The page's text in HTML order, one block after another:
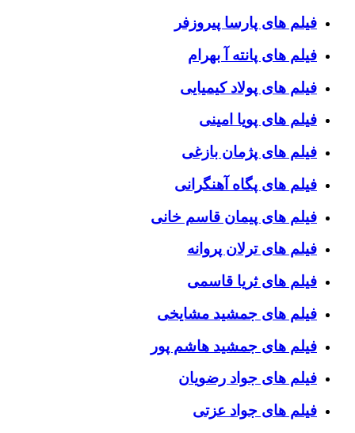
فیلم های پارسا پیروزفر
فیلم های پانته آ بهرام
فیلم های پولاد کیمیایی
فیلم های پویا امینی
فیلم های پژمان بازغی
فیلم های پگاه آهنگرانی
فیلم های پیمان قاسم خانی
فیلم های ترلان پروانه
فیلم های ثریا قاسمی
فیلم های جمشید مشایخی
فیلم های جمشید هاشم پور
فیلم های جواد رضویان
فیلم های جواد عزتی